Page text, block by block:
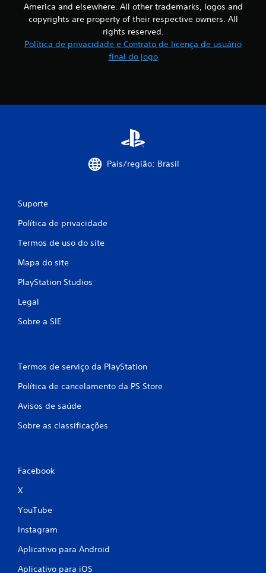
America and elsewhere. All other trademarks, logos and
copyrights are property of their respective owners. All
rights reserved.
Política de privacidade e Contrato de licença de usuário
final do jogo
País/região: Brasil
Suporte
Política de privacidade
Termos de uso do site
Mapa do site
PlayStation Studios
Legal
Sobre a SIE
Termos de serviço da PlayStation
Política de cancelamento da PS Store
Avisos de saúde
Sobre as classificações
Facebook
X
YouTube
Instagram
Aplicativo para Android
Aplicativo para iOS